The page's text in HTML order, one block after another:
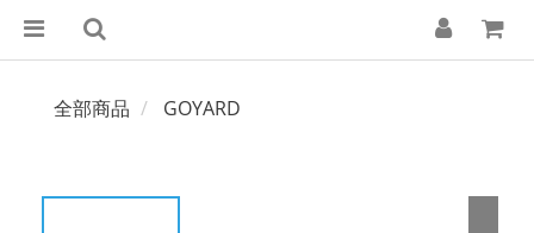
全部商品 GOYARD